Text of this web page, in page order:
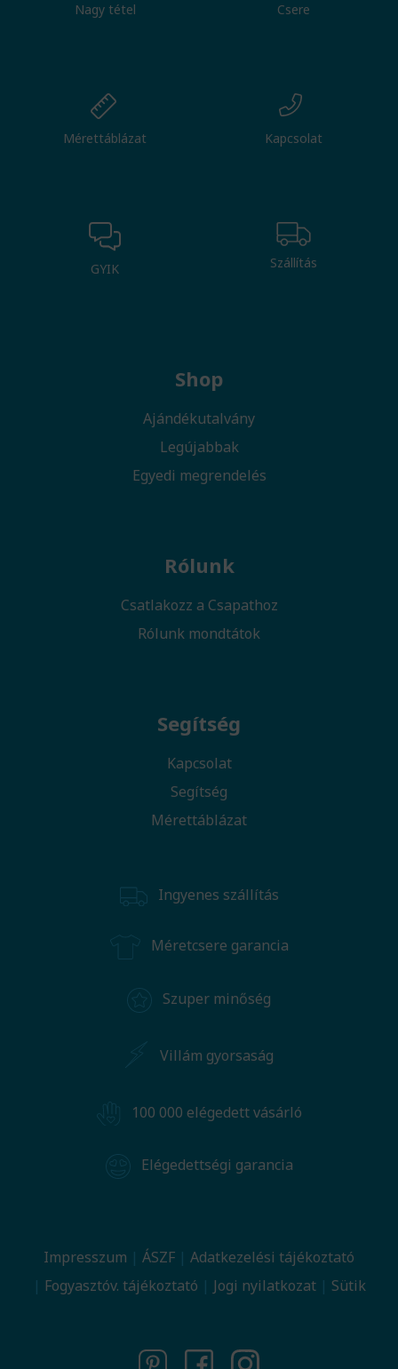
Nagy tétel Csere
Mérettáblázat Kapcsolat
GYIK Szállítás
Shop
Ajándékutalvány
Legújabbak
Egyedi megrendelés
Rólunk
Csatlakozz a Csapathoz
Rólunk mondtátok
Segítség
Kapcsolat
Segítség
Mérettáblázat
Ingyenes szállítás
Méretcsere garancia
Szuper minőség
Villám gyorsaság
100 000 elégedett vásárló
Elégedettségi garancia
Impresszum ÁSZF
Adatkezelési tájékoztató
Fogyasztóv. tájékoztató
Jogi nyilatkozat Sütik